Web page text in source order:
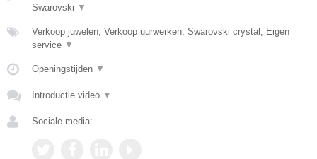
Swarovski ▼
Verkoop juwelen, Verkoop uurwerken, Swarovski crystal, Eigen
service ▼
Openingstijden ▼
Introductie video ▼
Sociale media: